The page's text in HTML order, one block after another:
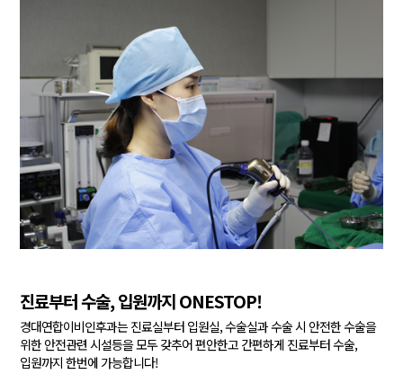
진료부터 수술, 입원까지 ONESTOP!
경대연합이비인후과는 진료실부터 입원실, 수술실과 수술 시 안전한 수술을
위한 안전관련 시설등을 모두 갖추어 편안한고 간편하게 진료부터 수술,
입원까지 한번에 가능합니다!